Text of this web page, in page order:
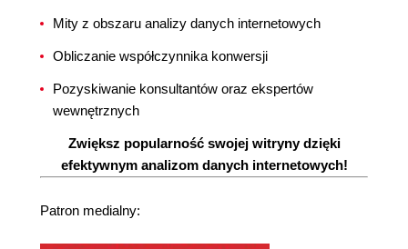
Mity z obszaru analizy danych internetowych
Obliczanie współczynnika konwersji
Pozyskiwanie konsultantów oraz ekspertów
wewnętrznych
Zwiększ popularność swojej witryny dzięki
efektywnym analizom danych internetowych!
Patron medialny: